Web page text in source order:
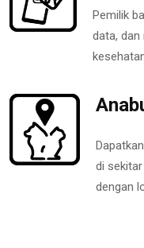
Pemilik
data,
di
dengan